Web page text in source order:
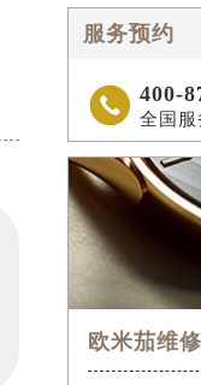
服务预约
 400-
全国
欧米茄维